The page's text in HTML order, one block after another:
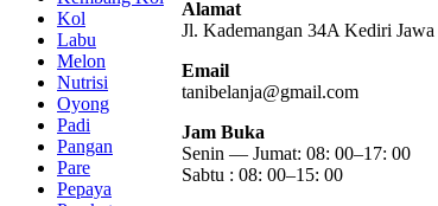
Kol
Labu
Melon
Nutrisi
Oyong
Padi
Pangan
Pare
Pepaya
Alamat
Jl. Kademangan 34A Kediri
Email
tanibelanja@gmail.com
Jam Buka
Senin — Jumat: 08: 00–17: 00
Sabtu : 08: 00–15: 00